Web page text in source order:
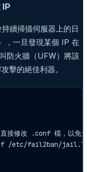
續掃描伺服器上的日
，一旦發現某個 IP 在
防火牆（UFW）將該
擊的絕佳利器。
接修改 .conf 檔，以免
/etc/fail2ban/